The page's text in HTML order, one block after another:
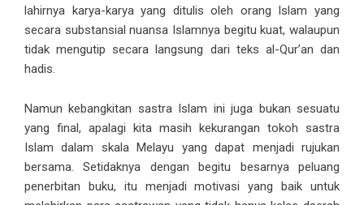
lahirnya karya-karya yang ditulis oleh orang Islam yang
secara substansial nuansa Islamnya begitu kuat, walaupun
tidak mengutip secara langsung dari teks al-Qur’an dan
hadis.
Namun kebangkitan sastra Islam ini juga bukan sesuatu
yang final, apalagi kita masih kekurangan tokoh sastra
Islam dalam skala Melayu yang dapat menjadi rujukan
bersama. Setidaknya dengan begitu besarnya peluang
penerbitan buku, itu menjadi motivasi yang baik untuk